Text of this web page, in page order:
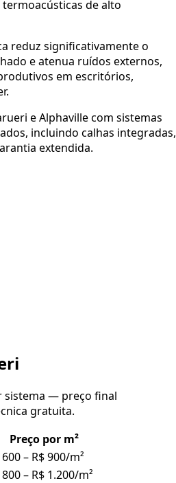
de alto
reduz significativamente o
e atenua ruídos externos,
em escritórios,
e Alphaville com sistemas
incluindo calhas integradas,
extendida.
sistema — preço final
gratuita.
Preço por m²
600 – R$ 900/m²
800 – R$ 1.200/m²